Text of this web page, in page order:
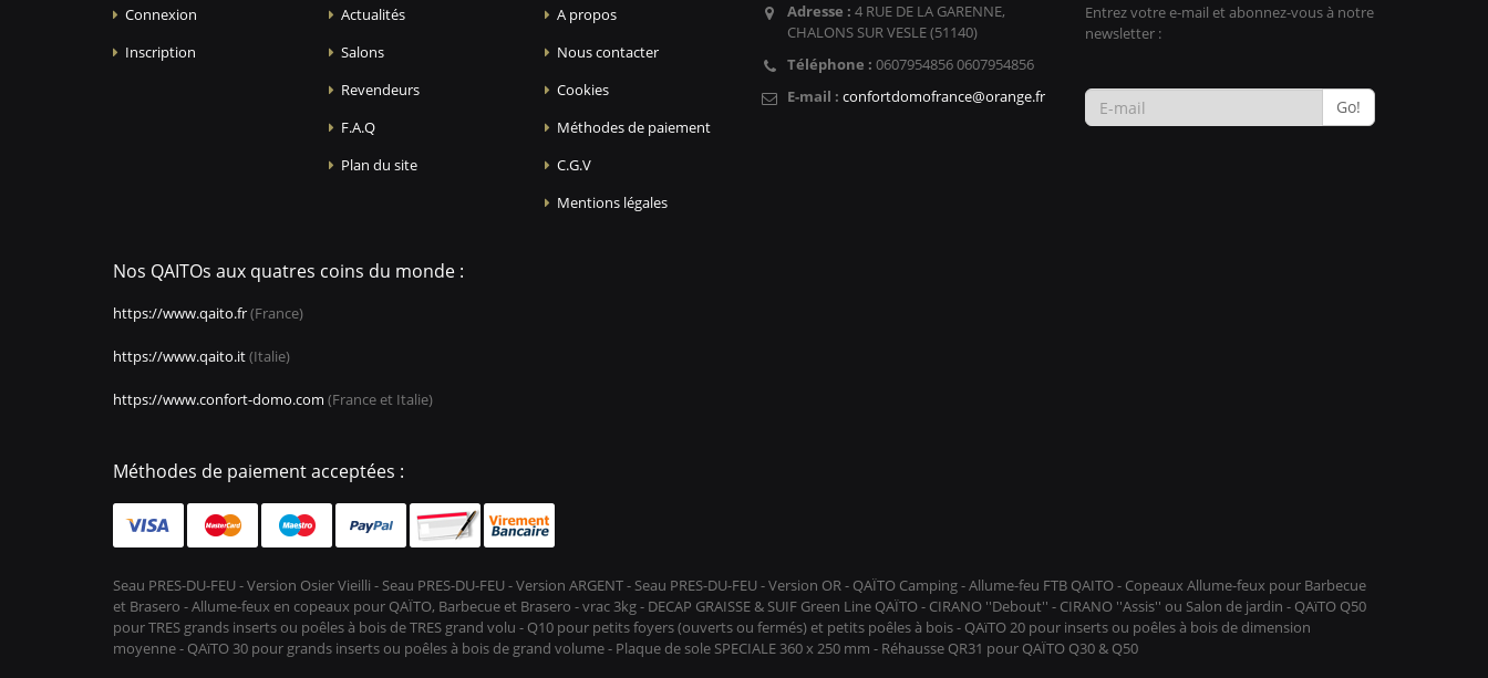
Connexion
Inscription
Actualités
Salons
Revendeurs
F.A.Q
Plan du site
A propos
Nous contacter
Cookies
Méthodes de paiement
C.G.V
Mentions légales
Adresse : 4 RUE DE LA GARENNE,
CHALONS SUR VESLE (51140)
Téléphone : 0607954856 0607954856
E-mail : confortdomofrance@orange.fr
Entrez votre e-mail et abonnez-vous à notre
newsletter :
Go!
Nos QAITOs aux quatres coins du monde :
https://www.qaito.fr(France)
https://www.qaito.it(Italie)
https://www.confort-domo.com (France et Italie)
Méthodes de paiement acceptées :
Seau PRES-DU-FEU - Version Osier Vieilli - Seau PRES-DU-FEU - Version ARGENT - Seau PRES-DU-FEU - Version OR - QAÏTO Camping - Allume-feu FTB QAITO - Copeaux Allume-feux pour Barbecue
et Brasero - Allume-feux en copeaux pour QAÏTO, Barbecue et Brasero - vrac 3kg - DECAP GRAISSE & SUIF Green Line QAÏTO - CIRANO ''Debout'' - CIRANO ''Assis'' ou Salon de jardin - QAïTO Q50
pour TRES grands inserts ou poêles à bois de TRES grand volu - Q10 pour petits foyers (ouverts ou fermés) et petits poêles à bois - QAïTO 20 pour inserts ou poêles à bois de dimension
moyenne - QAïTO 30 pour grands inserts ou poêles à bois de grand volume - Plaque de sole SPECIALE 360 x 250 mm - Réhausse QR31 pour QAÏTO Q30 & Q50